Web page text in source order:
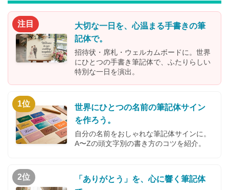
注目
大切な一日を、心温まる手書きの筆
記体で。
招待状・席札・ウェルカムボードに。世界
にひとつの手書き筆記体で、ふたりらしい
特別な一日を演出。
1位
世界にひとつの名前の筆記体サイン
を作ろう。
自分の名前をおしゃれな筆記体サインに。
A〜Zの頭文字別の書き方のコツを紹介。
2位
「ありがとう」を、心に響く筆記体